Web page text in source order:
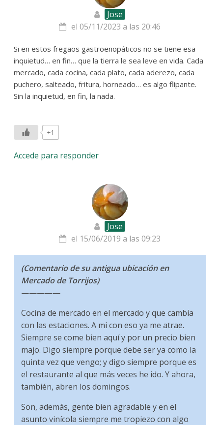
Jose
el 05/11/2023 a las 20:46
Si en estos fregaos gastroenopáticos no se tiene esa
inquietud… en fin… que la tierra le sea leve en vida. Cada
mercado, cada cocina, cada plato, cada aderezo, cada
puchero, salteado, fritura, horneado… es algo flipante.
Sin la inquietud, en fin, la nada.
+1
Accede para responder
Jose
el 15/06/2019 a las 09:23
(Comentario de su antigua ubicación en
Mercado de Torrijos)
—————
Cocina de mercado en el mercado y que cambia
con las estaciones. A mi con eso ya me atrae.
Siempre se come bien aquí y por un precio bien
majo. Digo siempre porque debe ser ya como la
quinta vez que vengo; y digo siempre porque es
el restaurante al que más veces he ido. Y ahora,
también, abren los domingos.
Son, además, gente bien agradable y en el
asunto vinícola siempre me tropiezo con algo